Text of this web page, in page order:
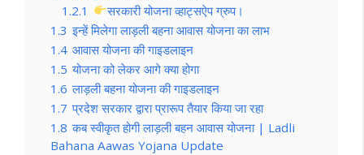
1.2.1
सरकारी योजना व्हाट्सऐप ग्रुप।
1.3 इन्हें मिलेगा लाड़ली बहना आवास योजना का लाभ
1.4 आवास योजना की गाइडलाइन
1.5 योजना को लेकर आगे क्या होगा
1.6 लाड़ली बहना योजना की गाइडलाइन
1.7 प्रदेश सरकार द्वारा प्रारूप तैयार किया जा रहा
1.8 कब स्वीकृत होगी लाड़ली बहन आवास योजना | Ladli
Bahana Aawas Yojana Update